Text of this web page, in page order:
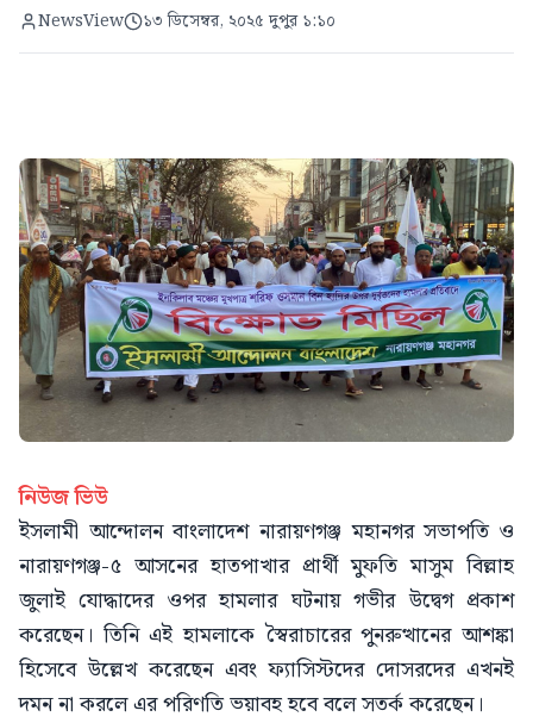
NewsView ১৩ ডিসেম্বর, ২০২৫ দুপুর ১:১০
নিউজ ভিউ
ইসলামী আন্দোলন বাংলাদেশ নারায়ণগঞ্জ মহানগর সভাপতি ও
নারায়ণগঞ্জ-৫ আসনের হাতপাখার প্রার্থী মুফতি মাসুম বিল্লাহ
জুলাই যোদ্ধাদের ওপর হামলার ঘটনায় গভীর উদ্বেগ প্রকাশ
করেছেন। তিনি এই হামলাকে স্বৈরাচারের পুনরুত্থানের আশঙ্কা
হিসেবে উল্লেখ করেছেন এবং ফ্যাসিস্টদের দোসরদের এখনই
দমন না করলে এর পরিণতি ভয়াবহ হবে বলে সতর্ক করেছেন।